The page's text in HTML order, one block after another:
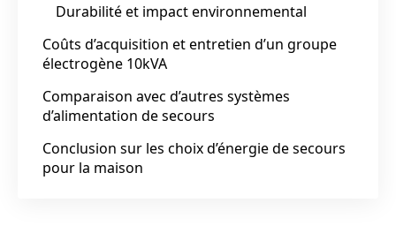
Durabilité et impact environnemental
Coûts d’acquisition et entretien d’un groupe
électrogène 10kVA
Comparaison avec d’autres systèmes
d’alimentation de secours
Conclusion sur les choix d’énergie de secours
pour la maison